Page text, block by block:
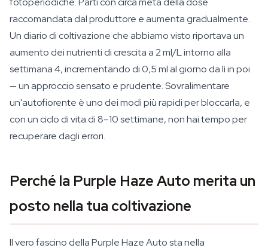
raccomandata dal produttore e aumenta gradualmente.
Un diario di coltivazione che abbiamo visto riportava un
aumento dei nutrienti di crescita a 2 ml/L intorno alla
settimana 4, incrementando di 0,5 ml al giorno da lì in poi
— un approccio sensato e prudente. Sovralimentare
un'autofiorente è uno dei modi più rapidi per bloccarla, e
con un ciclo di vita di 8–10 settimane, non hai tempo per
recuperare dagli errori.
Perché la Purple Haze Auto merita un
posto nella tua coltivazione
Il vero fascino della Purple Haze Auto sta nella